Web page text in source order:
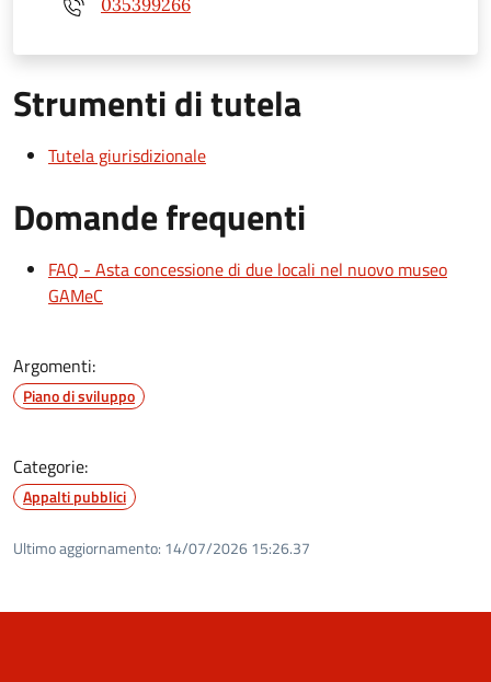
035399266
Strumenti di tutela
Tutela giurisdizionale
Domande frequenti
FAQ - Asta concessione di due locali nel nuovo museo
GAMeC
Argomenti:
Piano di sviluppo
Categorie:
Appalti pubblici
Ultimo aggiornamento: 14/07/2026 15:26.37